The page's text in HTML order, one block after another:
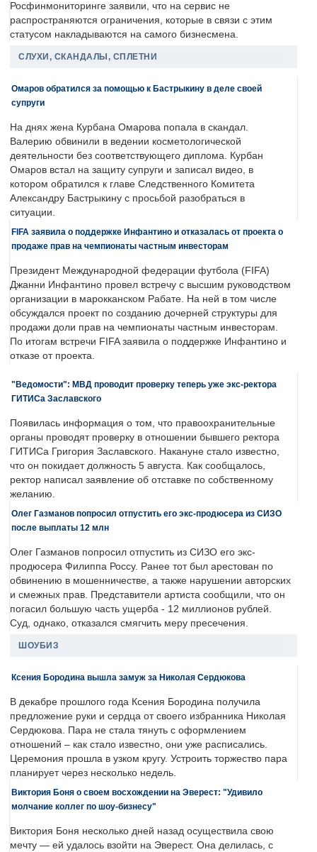
Росфинмониторинге заявили, что на сервис не
распространяются ограничения, которые в связи с этим
статусом накладываются на самого бизнесмена.
СЛУХИ, СКАНДАЛЫ, СПЛЕТНИ
Омаров обратился за помощью к Бастрыкину в деле своей
супруги
На днях жена Курбана Омарова попала в скандал.
Валерию обвинили в ведении косметологической
деятельности без соответствующего диплома. Курбан
Омаров встал на защиту супруги и записал видео, в
котором обратился к главе Следственного Комитета
Александру Бастрыкину с просьбой разобраться в
ситуации.
FIFA заявила о поддержке Инфантино и отказалась от проекта о
продаже прав на чемпионаты частным инвесторам
Президент Международной федерации футбола (FIFA)
Джанни Инфантино провел встречу с высшим руководством
организации в марокканском Рабате. На ней в том числе
обсуждался проект по созданию дочерней структуры для
продажи доли прав на чемпионаты частным инвесторам.
По итогам встречи FIFA заявила о поддержке Инфантино и
отказе от проекта.
"Ведомости": МВД проводит проверку теперь уже экс-ректора
ГИТИСа Заславского
Появилась информация о том, что правоохранительные
органы проводят проверку в отношении бывшего ректора
ГИТИСа Григория Заславского. Накануне стало известно,
что он покидает должность 5 августа. Как сообщалось,
ректор написал заявление об отставке по собственному
желанию.
Олег Газманов попросил отпустить его экс-продюсера из СИЗО
после выплаты 12 млн
Олег Газманов попросил отпустить из СИЗО его экс-
продюсера Филиппа Россу. Ранее тот был арестован по
обвинению в мошенничестве, а также нарушении авторских
и смежных прав. Представители артиста сообщили, что он
погасил большую часть ущерба - 12 миллионов рублей.
Суд, однако, отказался смягчить меру пресечения.
ШОУБИЗ
Ксения Бородина вышла замуж за Николая Сердюкова
В декабре прошлого года Ксения Бородина получила
предложение руки и сердца от своего избранника Николая
Сердюкова. Пара не стала тянуть с оформлением
отношений – как стало известно, они уже расписались.
Церемония прошла в узком кругу. Устроить торжество пара
планирует через несколько недель.
Виктория Боня о своем восхождении на Эверест: "Удивило
молчание коллег по шоу-бизнесу"
Виктория Боня несколько дней назад осуществила свою
мечту — ей удалось взойти на Эверест. Она делилась, с